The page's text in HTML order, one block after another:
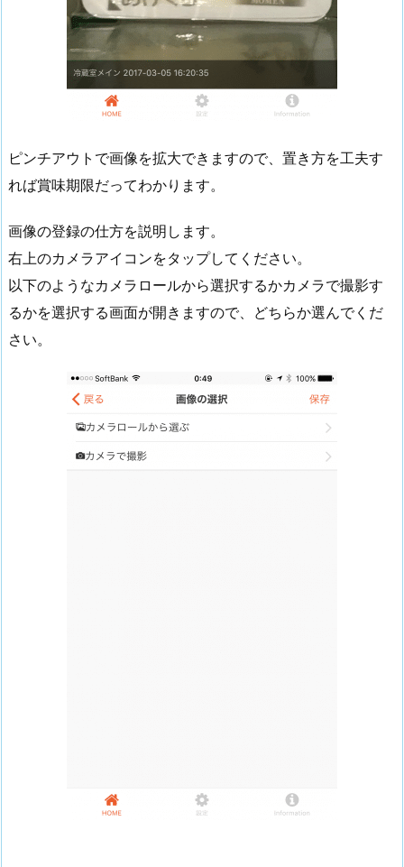
ピンチアウトで画像を拡大できますので、置き方を工夫す
れば賞味期限だってわかります。
画像の登録の仕方を説明します。
右上のカメラアイコンをタップしてください。
以下のようなカメラロールから選択するかカメラで撮影す
るかを選択する画面が開きますので、どちらか選んでくだ
さい。